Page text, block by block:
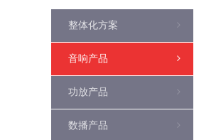
整体化方案
音响产品
功放产品
数播产品